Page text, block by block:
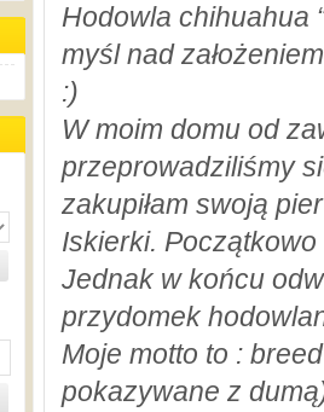
Hodowla chihuahua
myśl nad
:)
W moim domu od
przeprowadziliśmy
zakupiłam swoją pie
Iskierki. Początkowo
Jednak w końcu
przydomek
Moje motto to : breed
pokazywane z